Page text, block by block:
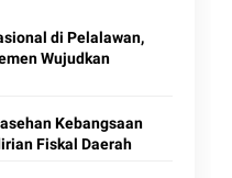
di Pelalawan,
Wujudkan
Kebangsaan
Fiskal Daerah